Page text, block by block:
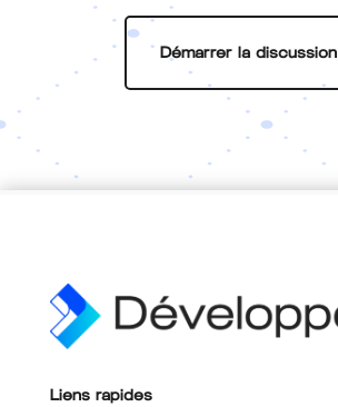
Démarrer la discussion
Liens rapides